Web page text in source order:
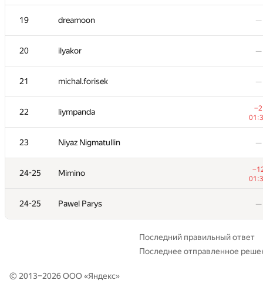
19 dreamoon —
20 ilyakor —
21 michal.forisek —
22 liympanda
−2
23 Niyaz Nigmatullin —
24-25 Mimino
24-25 Pawel Parys —
19 dreamoon —
20 ilyakor —
21 michal.forisek —
22 liympanda
−2
23 Niyaz Nigmatullin —
24-25 Mimino
24-25 Pawel Parys —
Последний правильный ответ
Последнее отправленное
© 2013–2026 ООО «Яндекс»